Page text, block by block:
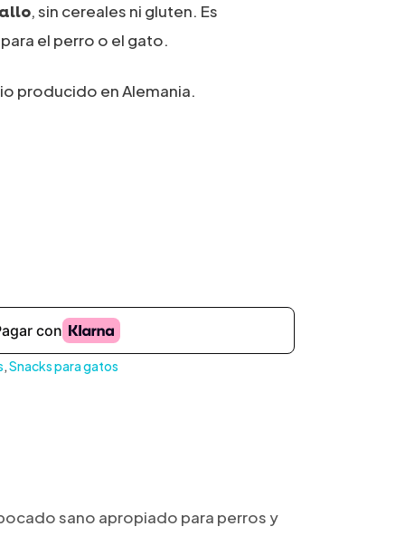
, sin cereales ni gluten. Es
el perro o el gato.
producido en Alemania.
,Snacks para gatos
sano apropiado para perros y